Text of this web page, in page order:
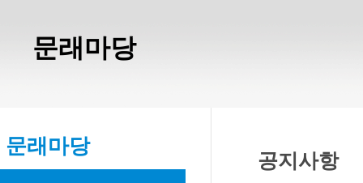
문래마당
문래마당
공지사항